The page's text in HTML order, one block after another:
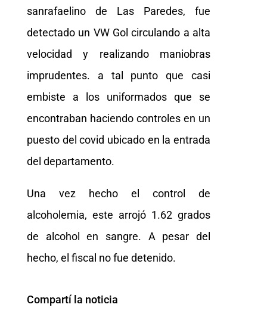
sanrafaelino de Las Paredes, fue
detectado un VW Gol circulando a alta
velocidad y realizando maniobras
imprudentes. a tal punto que casi
embiste a los uniformados que se
encontraban haciendo controles en un
puesto del covid ubicado en la entrada
del departamento.
Una vez hecho el control de
alcoholemia, este arrojó 1.62 grados
de alcohol en sangre. A pesar del
hecho, el fiscal no fue detenido.
Compartí la noticia